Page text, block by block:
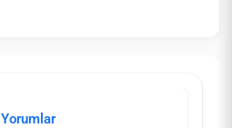
Yorumlar